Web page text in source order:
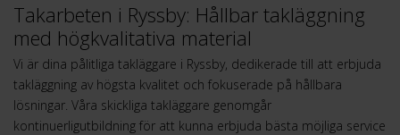
Takarbeten i Ryssby: Hållbar takläggning
med högkvalitativa material
Vi är dina pålitliga takläggare i Ryssby, dedikerade till att erbjuda
takläggning av högsta kvalitet och fokuserade på hållbara
lösningar. Våra skickliga takläggare genomgår
kontinuerligutbildning för att kunna erbjuda bästa möjliga service